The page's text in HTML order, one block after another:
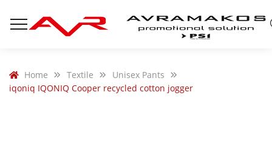
Home Textile
Unisex Pants
iqoniq IQONIQ Cooper recycled cotton jogger